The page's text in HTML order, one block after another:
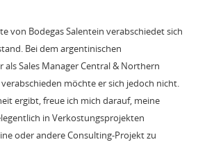
von Bodegas Salentein verabschiedet sich
Bei dem argentinischen
Sales Manager Central & Northern
verabschieden möchte er sich jedoch nicht.
ergibt, freue ich mich darauf, meine
in Verkostungsprojekten
oder andere Consulting-Projekt zu